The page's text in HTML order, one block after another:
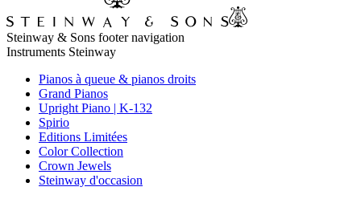
Steinway & Sons footer navigation
Instruments Steinway
Pianos à queue & pianos droits
Grand Pianos
Upright Piano | K-132
Spirio
Editions Limitées
Color Collection
Crown Jewels
Steinway d'occasion